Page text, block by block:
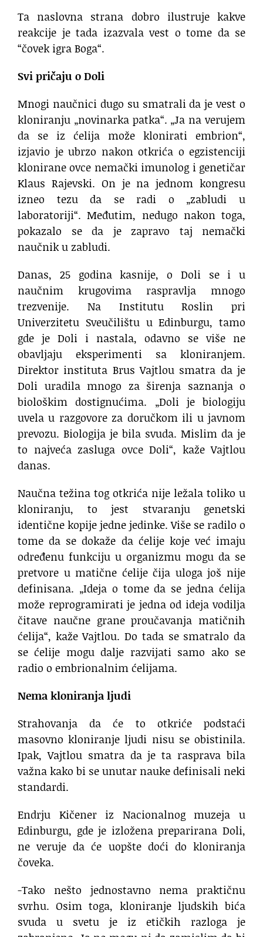
Ta naslovna strana dobro ilustruje kakve
reakcije je tada izazvala vest o tome da se
“čovek igra Boga“.
Svi pričaju o Doli
Mnogi naučnici dugo su smatrali da je vest o
kloniranju „novinarka patka“. „Ja na verujem
da se iz ćelija može klonirati embrion“,
izjavio je ubrzo nakon otkrića o egzistenciji
klonirane ovce nemački imunolog i genetičar
Klaus Rajevski. On je na jednom kongresu
izneo tezu da se radi o „zabludi u
laboratoriji“. Međutim, nedugo nakon toga,
pokazalo se da je zapravo taj nemački
naučnik u zabludi.
Danas, 25 godina kasnije, o Doli se i u
naučnim krugovima raspravlja mnogo
trezvenije. Na Institutu Roslin pri
Univerzitetu Sveučilištu u Edinburgu, tamo
gde je Doli i nastala, odavno se više ne
obavljaju eksperimenti sa kloniranjem.
Direktor instituta Brus Vajtlou smatra da je
Doli uradila mnogo za širenja saznanja o
biološkim dostignućima. „Doli je biologiju
uvela u razgovore za doručkom ili u javnom
prevozu. Biologija je bila svuda. Mislim da je
to najveća zasluga ovce Doli“, kaže Vajtlou
danas.
Naučna težina tog otkrića nije ležala toliko u
kloniranju, to jest stvaranju genetski
identične kopije jedne jedinke. Više se radilo o
tome da se dokaže da ćelije koje već imaju
određenu funkciju u organizmu mogu da se
pretvore u matične ćelije čija uloga još nije
definisana. „Ideja o tome da se jedna ćelija
može reprogramirati je jedna od ideja vodilja
čitave naučne grane proučavanja matičnih
ćelija“, kaže Vajtlou. Do tada se smatralo da
se ćelije mogu dalje razvijati samo ako se
radio o embrionalnim ćelijama.
Nema kloniranja ljudi
Strahovanja da će to otkriće podstaći
masovno kloniranje ljudi nisu se obistinila.
Ipak, Vajtlou smatra da je ta rasprava bila
važna kako bi se unutar nauke definisali neki
standardi.
Endrju Kičener iz Nacionalnog muzeja u
Edinburgu, gde je izložena preparirana Doli,
ne veruje da će uopšte doći do kloniranja
čoveka.
-Tako nešto jednostavno nema praktičnu
svrhu. Osim toga, kloniranje ljudskih bića
svuda u svetu je iz etičkih razloga je